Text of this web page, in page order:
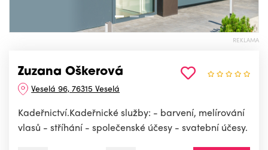
REKLAMA
Zuzana Oškerová
Veselá 96, 76315 Veselá
Kadeřnictví.Kadeřnické služby: - barvení, melírování
vlasů - stříhání - společenské účesy - svatební účesy.